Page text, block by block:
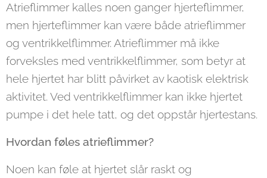
Atrieflimmer kalles noen ganger hjerteflimmer,
men hjerteflimmer kan være både atrieflimmer
og ventrikkelflimmer. Atrieflimmer må ikke
forveksles med ventrikkelflimmer, som betyr at
hele hjertet har blitt påvirket av kaotisk elektrisk
aktivitet. Ved ventrikkelflimmer kan ikke hjertet
pumpe i det hele tatt, og det oppstår hjertestans.
Hvordan føles atrieflimmer?
Noen kan føle at hjertet slår raskt og